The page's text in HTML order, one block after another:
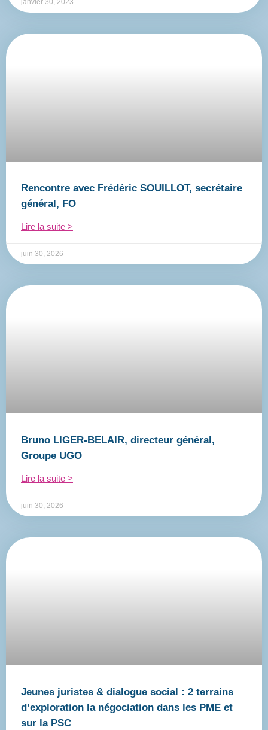
Rencontre avec Frédéric SOUILLOT, secrétaire
général, FO
Lire la suite >
juin 30, 2026
Bruno LIGER-BELAIR, directeur général,
Groupe UGO
Lire la suite >
juin 30, 2026
Jeunes juristes & dialogue social : 2 terrains
d’exploration la négociation dans les PME et
sur la PSC